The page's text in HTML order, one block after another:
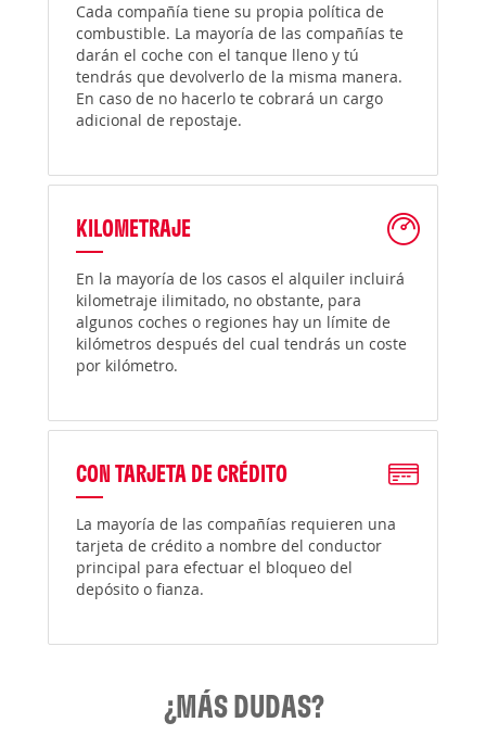
Cada compañía tiene su propia política de
combustible. La mayoría de las compañías te
darán el coche con el tanque lleno y tú
tendrás que devolverlo de la misma manera.
En caso de no hacerlo te cobrará un cargo
adicional de repostaje.
KILOMETRAJE
En la mayoría de los casos el alquiler incluirá
kilometraje ilimitado, no obstante, para
algunos coches o regiones hay un límite de
kilómetros después del cual tendrás un coste
por kilómetro.
CON TARJETA DE CRÉDITO
La mayoría de las compañías requieren una
tarjeta de crédito a nombre del conductor
principal para efectuar el bloqueo del
depósito o fianza.
¿MÁS DUDAS?